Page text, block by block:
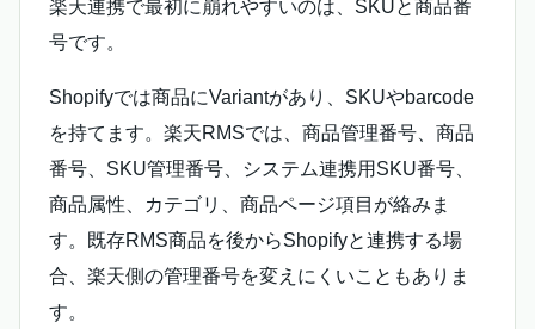
楽天連携で最初に崩れやすいのは、SKUと商品番
号です。
Shopifyでは商品にVariantがあり、SKUやbarcode
を持てます。楽天RMSでは、商品管理番号、商品
番号、SKU管理番号、システム連携用SKU番号、
商品属性、カテゴリ、商品ページ項目が絡みま
す。既存RMS商品を後からShopifyと連携する場
合、楽天側の管理番号を変えにくいこともありま
す。